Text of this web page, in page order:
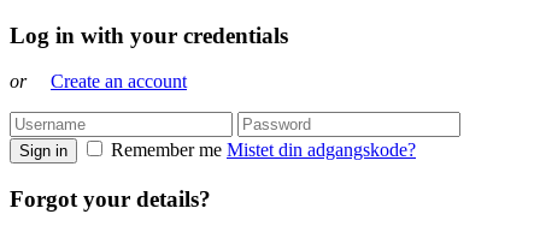
Log in with your credentials
or Create an account
Sign in Remember me Mistet din adgangskode?
Forgot your details?